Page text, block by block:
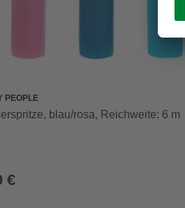
PEOPLE
blau/rosa, Reichweite: 6 m
€